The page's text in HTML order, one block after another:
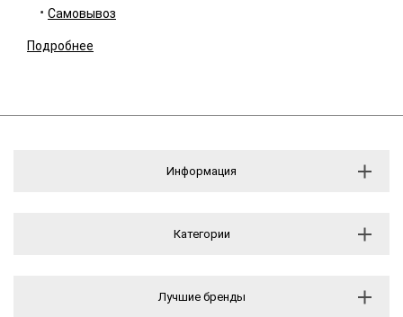
Самовывоз
Подробнее
Информация
Категории
Лучшие бренды